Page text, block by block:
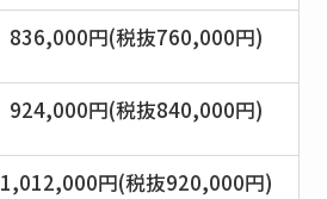
836,000円(税抜760,000円)
924,000円(税抜840,000円)
1,012,000円(税抜920,000円)